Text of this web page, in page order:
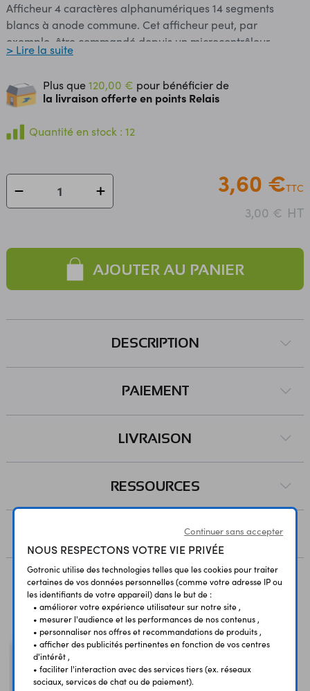
Afficheur 4 caractères alphanumériques 14 segments
blancs à anode commune. Cet afficheur peut, par
exemple, être commandé depuis un microcontrôleur
compatible Arduino. Caractéristiques: Tension directe:
nominale: 20 mA Anode commune Hauteur des digits:
12 mm Nombre de broches: 2 x 8 Température de service:
-25 °C à 85 °C Dimensions: 40 x 12 x 8 mm Référence
fabricant: JMF-4473BW8-59P6.8 Référence
> Lire la suite
Plus que120,00 € pour bénéficier de
la livraison offerte en points Relais
Quantité en stock : 12
3,60 €TTC
3,00 € HT
AJOUTER AU PANIER
DESCRIPTION
PAIEMENT
LIVRAISON
RESSOURCES
Vous avez déja consulté
Continuer sans accepter
NOUS RESPECTONS VOTRE VIE PRIVÉE
Gotronic utilise des technologies telles que les cookies pour traiter
certaines de vos données personnelles (comme votre adresse IP ou
les identifiants de votre appareil) dans le but de :
• améliorer votre expérience utilisateur sur notre site ,
• mesurer l'audience et les performances de nos contenus ,
• personnaliser nos offres et recommandations de produits ,
• afficher des publicités pertinentes en fonction de vos centres
d'intérêt ,
• faciliter l'interaction avec des services tiers (ex. réseaux
sociaux, services de chat ou de paiement).